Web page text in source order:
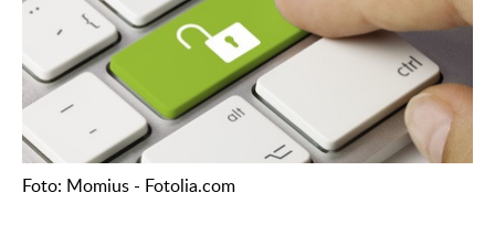
Foto: Momius - Fotolia.com